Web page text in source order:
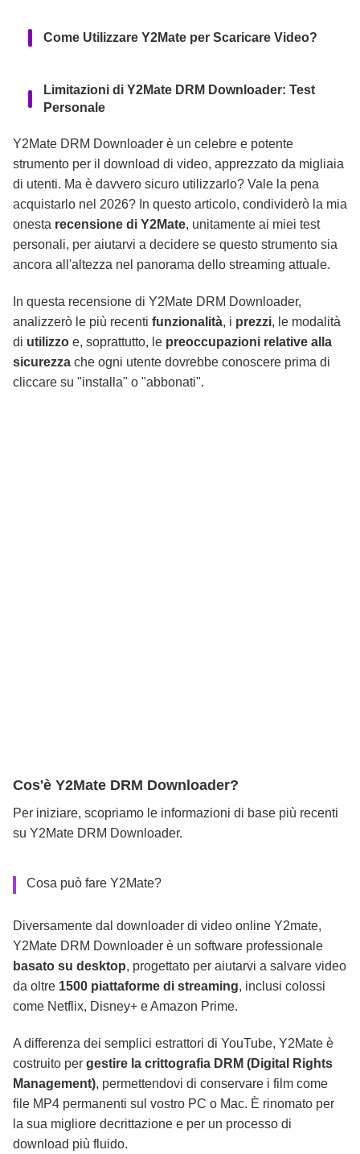
Come Utilizzare Y2Mate per Scaricare Video?
Limitazioni di Y2Mate DRM Downloader: Test
Personale
Esiste un'Alternativa Migliore a Y2Mate DRM
Downloader?
Domande Frequenti
Y2Mate DRM Downloader è un celebre e potente
strumento per il download di video, apprezzato da migliaia
di utenti. Ma è davvero sicuro utilizzarlo? Vale la pena
acquistarlo nel 2026? In questo articolo, condividerò la mia
onesta recensione di Y2Mate, unitamente ai miei test
personali, per aiutarvi a decidere se questo strumento sia
ancora all'altezza nel panorama dello streaming attuale.
In questa recensione di Y2Mate DRM Downloader,
analizzerò le più recenti funzionalità, i prezzi, le modalità
di utilizzo e, soprattutto, le preoccupazioni relative alla
sicurezza che ogni utente dovrebbe conoscere prima di
cliccare su "installa" o "abbonati".
Cos'è Y2Mate DRM Downloader?
Per iniziare, scopriamo le informazioni di base più recenti
su Y2Mate DRM Downloader.
Cosa può fare Y2Mate?
Diversamente dal downloader di video online Y2mate,
Y2Mate DRM Downloader è un software professionale
basato su desktop, progettato per aiutarvi a salvare video
da oltre 1500 piattaforme di streaming, inclusi colossi
come Netflix, Disney+ e Amazon Prime.
A differenza dei semplici estrattori di YouTube, Y2Mate è
costruito per gestire la crittografia DRM (Digital Rights
Management), permettendovi di conservare i film come
file MP4 permanenti sul vostro PC o Mac. È rinomato per
la sua migliore decrittazione e per un processo di
download più fluido.